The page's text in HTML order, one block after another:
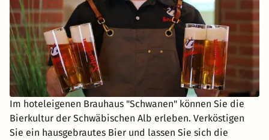
Im hoteleigenen Brauhaus "Schwanen" können Sie die
Bierkultur der Schwäbischen Alb erleben. Verköstigen
Sie ein hausgebrautes Bier und lassen Sie sich die